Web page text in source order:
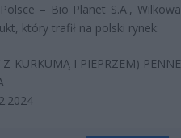
– Bio Planet S.A., Wilkowa
który trafił na polski rynek:
KURKUMĄ I PIEPRZEM) PENNE